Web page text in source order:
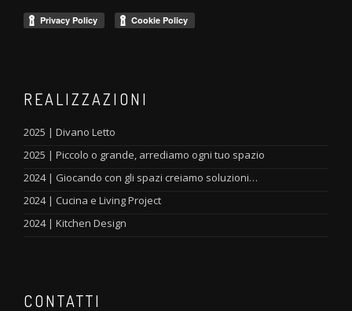
REALIZZAZIONI
2025 | Divano Letto
2025 | Piccolo o grande, arrediamo ogni tuo spazio
2024 | Giocando con gli spazi creiamo soluzioni…
2024 | Cucina e Living Project
2024 | Kitchen Design
CONTATTI